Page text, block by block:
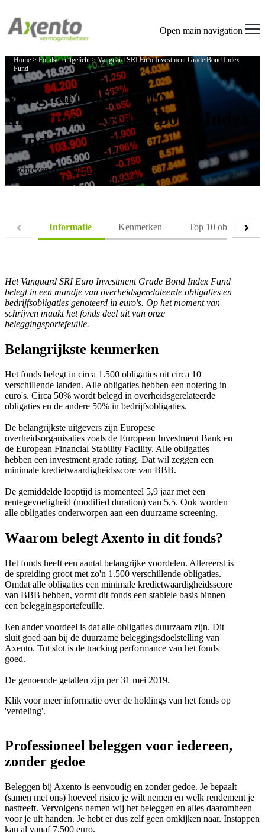
Open main navigation
Home > Fondsen uitgelicht> Vanguard SRI Euro Investment Grade Bond Index
Fund
Vanguard SRI Euro
Investment Grade Bond Index
Fund
Geschreven doorJaap Steur
Laatst geüpdatet op 7 februari 2022
Informatie Kenmerken Top 10 obligaties
Het Vanguard SRI Euro Investment Grade Bond Index Fund
belegt in een mandje van overheidsgerelateerde obligaties en
bedrijfsobligaties genoteerd in euro's. Op het moment van
schrijven maakt het fonds deel uit van onze
beleggingsportefeuille.
Belangrijkste kenmerken
Het fonds belegt in circa 1.500 obligaties uit circa 10
verschillende landen. Alle obligaties hebben een notering in
euro's. Circa 50% wordt belegd in overheidsgerelateerde
obligaties en de andere 50% in bedrijfsobligaties.
De belangrijkste uitgevers zijn Europese
overheidsorganisaties zoals de European Investment Bank en
de European Financial Stability Facility. Alle obligaties
hebben een investment grade rating. Dat wil zeggen een
minimale kredietwaardigheidsscore van BBB.
De gemiddelde looptijd is momenteel 5,9 jaar met een
rentegevoeligheid (modified duration) van 5,5. Ook worden
alle obligaties onderworpen aan een duurzame screening.
Waarom belegt Axento in dit fonds?
Het fonds heeft een aantal belangrijke voordelen. Allereerst is
de spreiding groot met zo'n 1.500 verschillende obligaties.
Omdat alle obligaties een minimale kredietwaardigheidsscore
van BBB hebben, vormt dit fonds een stabiele basis binnen
een beleggingsportefeuille.
Een ander voordeel is dat alle obligaties duurzaam zijn. Dit
sluit goed aan bij de duurzame beleggingsdoelstelling van
Axento. Tot slot is de tracking performance van het fonds
goed.
De genoemde getallen zijn per 31 mei 2019.
Klik voor meer informatie over de holdings van het fonds op
'verdeling'.
Professioneel beleggen voor iedereen,
zonder gedoe
Beleggen bij Axento is eenvoudig en zonder gedoe. Je bepaalt
(samen met ons) hoeveel risico je wilt nemen en welk rendement je
nastreeft. Vervolgens nemen wij het beleggen en alles daaromheen
voor je uit handen. Je hebt er dus zelf geen omkijken naar. Instappen
kan al vanaf 7.500 euro.